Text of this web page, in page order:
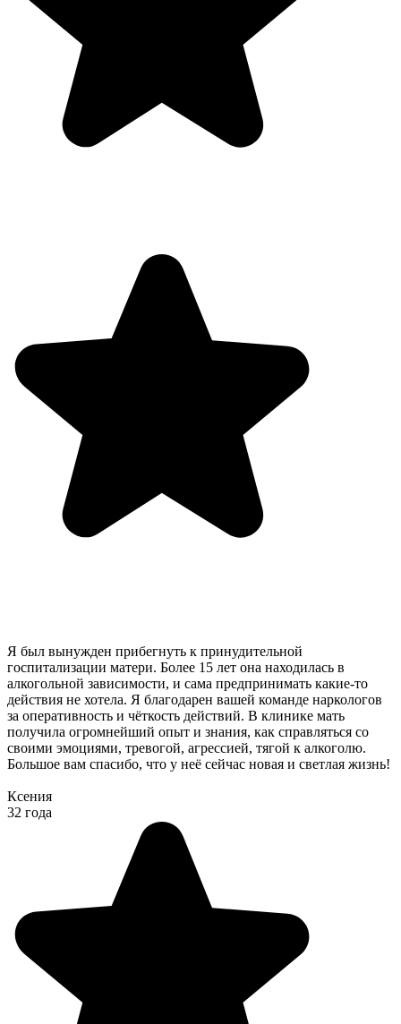
Я был вынужден прибегнуть к принудительной
госпитализации матери. Более 15 лет она находилась в
алкогольной зависимости, и сама предпринимать какие-то
действия не хотела. Я благодарен вашей команде наркологов
за оперативность и чёткость действий. В клинике мать
получила огромнейший опыт и знания, как справляться со
своими эмоциями, тревогой, агрессией, тягой к алкоголю.
Большое вам спасибо, что у неё сейчас новая и светлая жизнь!
Ксения
32 года